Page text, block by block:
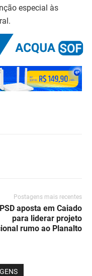
especial às
Postagens mais recentes
PSD aposta em Caiado
para liderar projeto
rumo ao Planalto